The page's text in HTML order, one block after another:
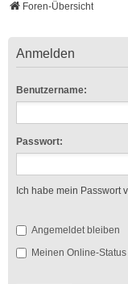
Foren-Übersicht
Anmelden
Benutzername:
Passwort:
Ich habe mein Passwort
Angemeldet bleiben
Meinen Online-